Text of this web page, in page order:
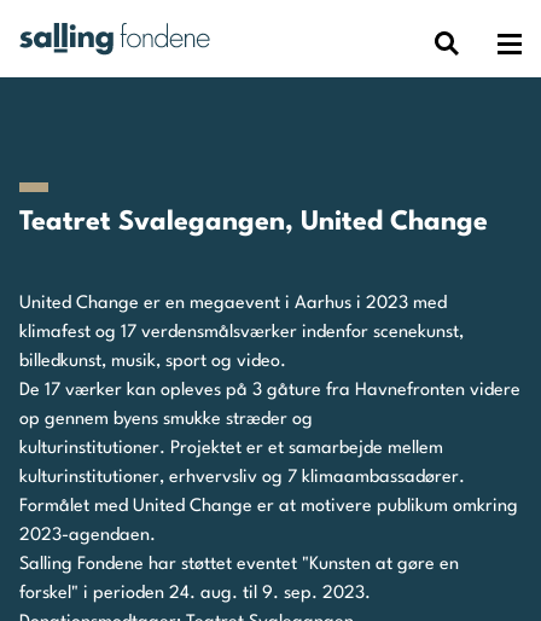
Teatret Svalegangen, United Change
United Change er en megaevent i Aarhus i 2023 med
klimafest og 17 verdensmålsværker indenfor scenekunst,
billedkunst, musik, sport og video.
De 17 værker kan opleves på 3 gåture fra Havnefronten videre
op gennem byens smukke stræder og
kulturinstitutioner. Projektet er et samarbejde mellem
kulturinstitutioner, erhvervsliv og 7 klimaambassadører.
Formålet med United Change er at motivere publikum omkring
2023-agendaen.
Salling Fondene har støttet eventet "Kunsten at gøre en
forskel" i perioden 24. aug. til 9. sep. 2023.